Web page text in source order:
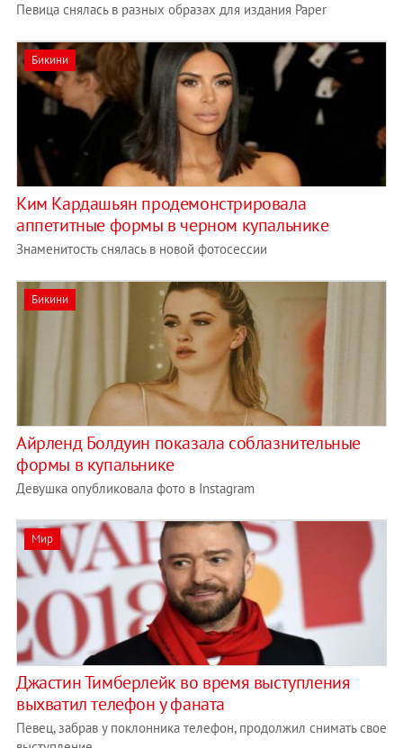
Певица снялась в разных образах для издания Paper
Бикини
Ким Кардашьян продемонстрировала
аппетитные формы в черном купальнике
Знаменитость снялась в новой фотосессии
Бикини
Айрленд Болдуин показала соблазнительные
формы в купальнике
Девушка опубликовала фото в Instagram
Мир
Джастин Тимберлейк во время выступления
выхватил телефон у фаната
Певец, забрав у поклонника телефон, продолжил снимать свое